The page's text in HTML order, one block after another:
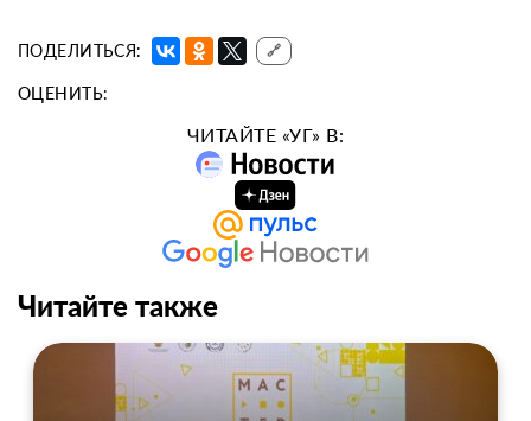
ПОДЕЛИТЬСЯ: 🔗
ОЦЕНИТЬ:
ЧИТАЙТЕ «УГ» В:
Читайте также